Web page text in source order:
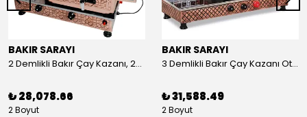
BAKIR SARAYI
2 Demlikli Bakır Çay Kazanı, 25 Litre
₺ 28,078.66
2 Boyut
BAKIR SARAYI
3 Demlikli Bakır Çay Kazanı Otomatik, 30 Litre
₺ 31,588.49
2 Boyut